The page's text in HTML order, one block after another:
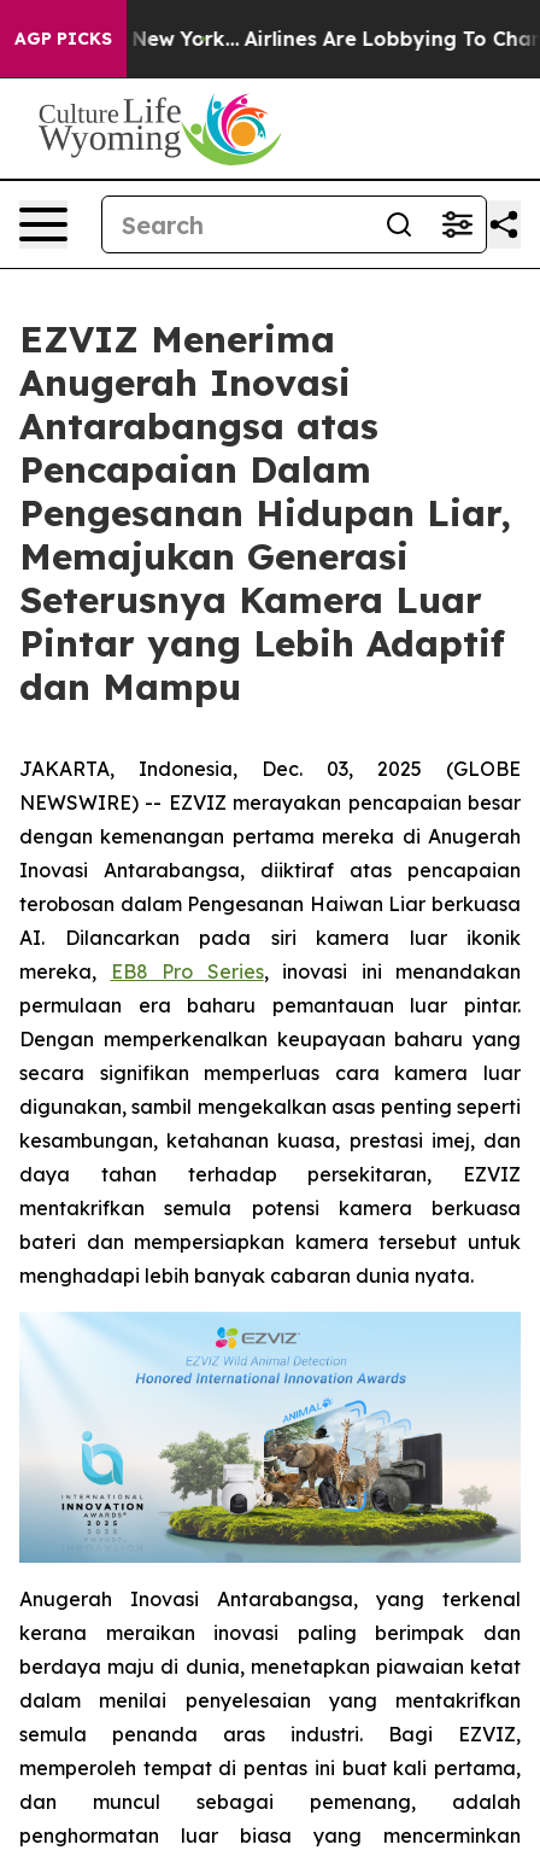
AGP PICKS
News New York... Airlines Are Lobbying To Change
EZVIZ Menerima
Anugerah Inovasi
Antarabangsa atas
Pencapaian Dalam
Pengesanan Hidupan Liar,
Memajukan Generasi
Seterusnya Kamera Luar
Pintar yang Lebih Adaptif
dan Mampu
JAKARTA, Indonesia, Dec. 03, 2025 (GLOBE
NEWSWIRE) -- EZVIZ merayakan pencapaian besar
dengan kemenangan pertama mereka di Anugerah
Inovasi Antarabangsa, diiktiraf atas pencapaian
terobosan dalam Pengesanan Haiwan Liar berkuasa
AI. Dilancarkan pada siri kamera luar ikonik
mereka,
EB8 Pro Series, inovasi ini menandakan
permulaan era baharu pemantauan luar pintar.
Dengan memperkenalkan keupayaan baharu yang
secara signifikan memperluas cara kamera luar
digunakan, sambil mengekalkan asas penting seperti
kesambungan, ketahanan kuasa, prestasi imej, dan
daya tahan terhadap persekitaran, EZVIZ
mentakrifkan semula potensi kamera berkuasa
bateri dan mempersiapkan kamera tersebut untuk
menghadapi lebih banyak cabaran dunia nyata.
Anugerah Inovasi Antarabangsa, yang terkenal
kerana meraikan inovasi paling berimpak dan
berdaya maju di dunia, menetapkan piawaian ketat
dalam menilai penyelesaian yang mentakrifkan
semula penanda aras industri. Bagi EZVIZ,
memperoleh tempat di pentas ini buat kali pertama,
dan muncul sebagai pemenang, adalah
penghormatan luar biasa yang mencerminkan